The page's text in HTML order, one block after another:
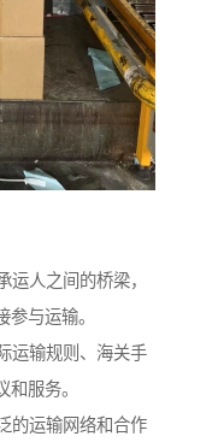
运人之间的桥梁，
与运输。
运输规则、海关手
服务。
的运输网络和合作